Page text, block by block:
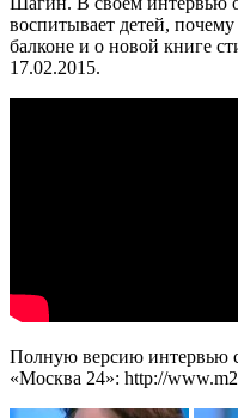
воспитывает детей,
балконе и о новой книге
17.02.2015.
Полную версию интервью
«Москва 24»: http://